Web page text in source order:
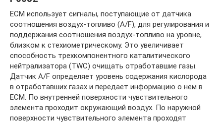
ECM использует сигналы, поступающие от датчика
соотношения воздух-топливо (A/F), для регулирования и
поддержания соотношения воздух-топливо на уровне,
близком к стехиометрическому. Это увеличивает
способность трехкомпонентного каталитического
нейтрализатора (TWC) очищать отработавшие газы.
Датчик A/F определяет уровень содержания кислорода
в отработавших газах и передает информацию о нем в
ECM. По внутренней поверхности чувствительного
элемента проходит окружающий воздух. По наружной
поверхности чувствительного элемента проходят